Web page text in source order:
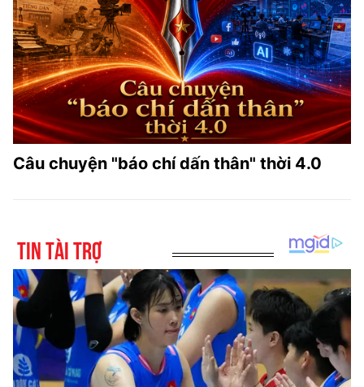
Câu chuyện "báo chí dấn thân" thời 4.0